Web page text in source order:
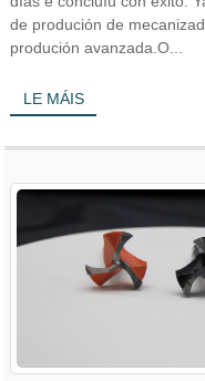
de produción de
produción avanzada.O...
LE MÁIS